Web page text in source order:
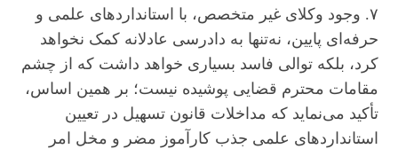
۷. وجود وکلای غیر متخصص، با استاندارد‌های علمی و
حرفه‌ای پایین، نه‌تنها به دادرسی عادلانه کمک نخواهد
کرد، بلکه توالی فاسد بسیاری خواهد داشت که از چشم
مقامات محترم قضایی پوشیده نیست؛ بر همین اساس،
تأکید می‌نماید که مداخلات قانون تسهیل در تعیین
استاندارد‌های علمی جذب کارآموز مضر و مخل امر